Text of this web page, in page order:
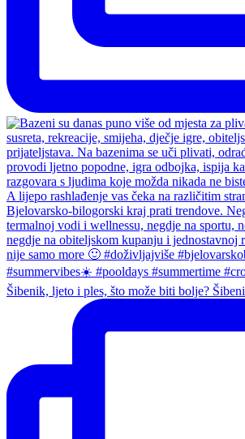
Šibenik, ljeto i ples, što može biti bolje? Šibeni